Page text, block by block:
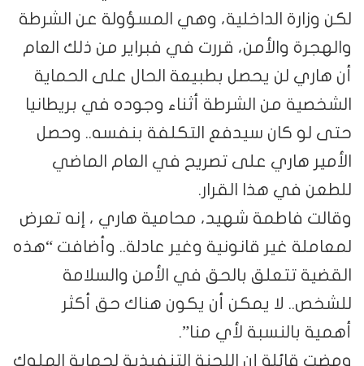
لكن وزارة الداخلية، وهي المسؤولة عن الشرطة
والهجرة والأمن، قررت في فبراير من ذلك العام
أن هاري لن يحصل بطبيعة الحال على الحماية
الشخصية من الشرطة أثناء وجوده في بريطانيا
حتى لو كان سيدفع التكلفة بنفسه.. وحصل
الأمير هاري على تصريح في العام الماضي
للطعن في هذا القرار.
وقالت فاطمة شهيد، محامية هاري ، إنه تعرض
لمعاملة غير قانونية وغير عادلة.. وأضافت “هذه
القضية تتعلق بالحق في الأمن والسلامة
للشخص.. لا يمكن أن يكون هناك حق أكثر
أهمية بالنسبة لأي منا”.
ومضت قائلة إن اللجنة التنفيذية لحماية الملوك